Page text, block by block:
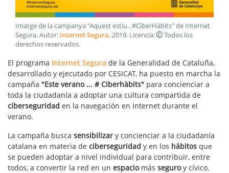
Imatge de la campanya "Aquest estiu...#CiberHàbits" de Internet
Segura. Autor: Internet Segura.2019. Licencia:
Todos los
derechos reservados.
El programa Internet Segura de la Generalidad de Cataluña,
desarrollado y ejecutado por CESICAT, ha puesto en marcha la
campaña "Este verano ... # Ciberhàbits" para concienciar a
toda la ciudadanía a adoptar una cultura compartida de
ciberseguridad en la navegación en Internet durante el
verano.
La campaña busca sensibilizar y concienciar a la ciudadanía
catalana en materia de ciberseguridad y en los hábitos que
se pueden adoptar a nivel individual para contribuir, entre
todos, a convertir la red en un espaciomás seguroy cívico.